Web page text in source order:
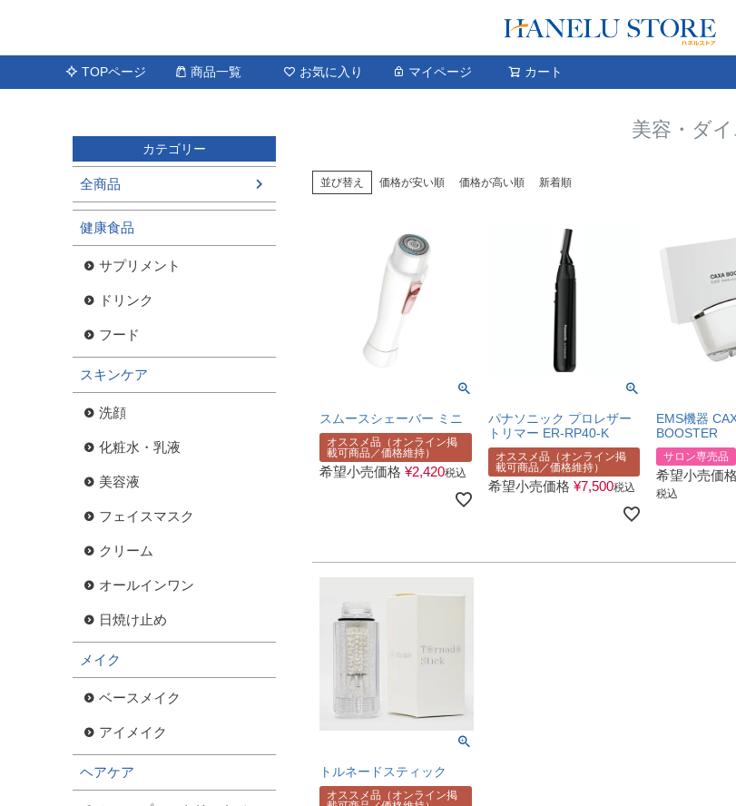
TOPページ 商品一覧 お気に入り マイページ カート
カテゴリー
全商品
健康食品
サプリメント
ドリンク
フード
スキンケア
洗顔
化粧水・乳液
美容液
フェイスマスク
クリーム
オールインワン
日焼け止め
メイク
ベースメイク
アイメイク
ヘアケア
美容・ダ
並び替え 価格が安い順 価格が高い順 新着順
スムースシェーバー ミニ
オススメ品（オンライン掲
載可商品／価格維持）
希望小売価格 ¥2,420税込
パナソニック プロレザー
トリマー ER-RP40-K
オススメ品（オンライン掲
載可商品／価格維持）
希望小売価格 ¥7,500税込
EMS機器
BOOSTER
サロン専売品
希望小売価格
税込
トルネードスティック
オススメ品（オンライン掲